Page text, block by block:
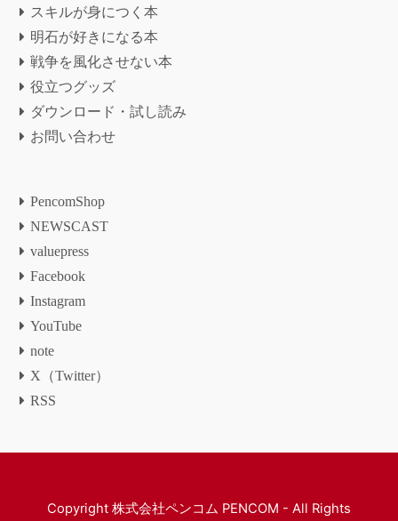
スキルが身につく本
明石が好きになる本
戦争を風化させない本
役立つグッズ
ダウンロード・試し読み
お問い合わせ
PencomShop
NEWSCAST
valuepress
Facebook
Instagram
YouTube
note
X（Twitter）
RSS
Copyright 株式会社ペンコム PENCOM - All Rights